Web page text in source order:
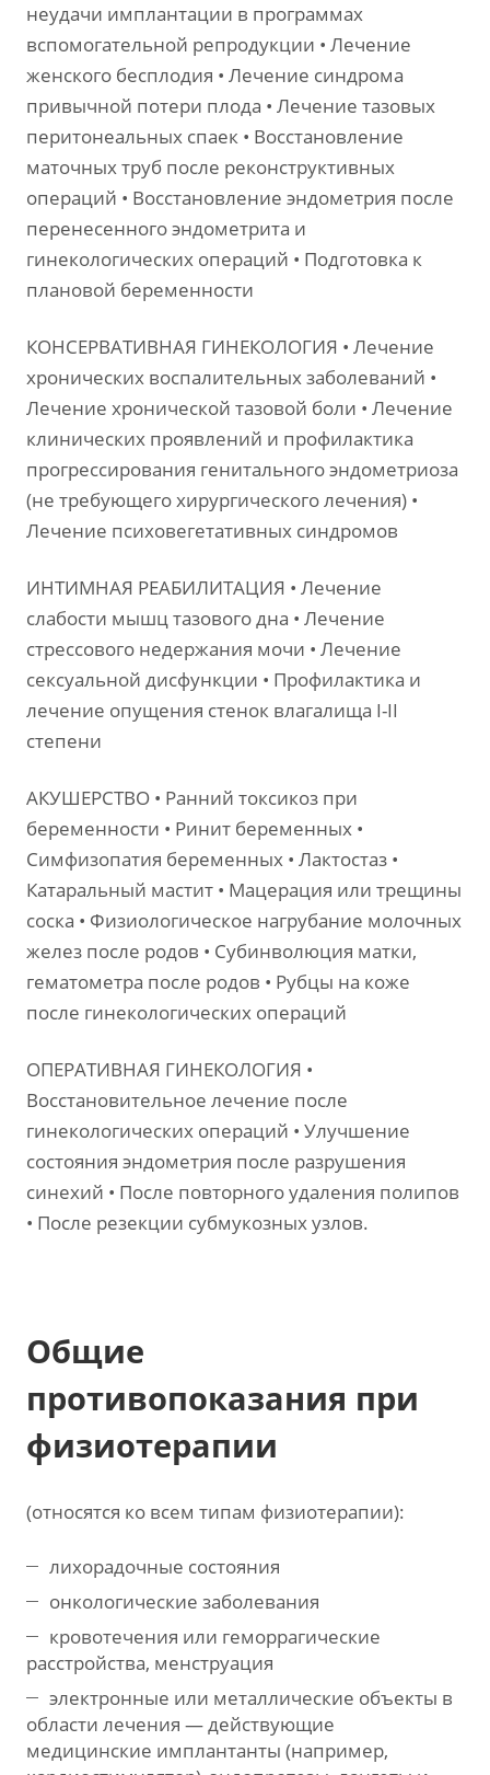
неудачи имплантации в программах
вспомогательной репродукции • Лечение
женского бесплодия • Лечение синдрома
привычной потери плода • Лечение тазовых
перитонеальных спаек • Восстановление
маточных труб после реконструктивных
операций • Восстановление эндометрия после
перенесенного эндометрита и
гинекологических операций • Подготовка к
плановой беременности
КОНСЕРВАТИВНАЯ ГИНЕКОЛОГИЯ • Лечение
хронических воспалительных заболеваний •
Лечение хронической тазовой боли • Лечение
клинических проявлений и профилактика
прогрессирования генитального эндометриоза
(не требующего хирургического лечения) •
Лечение психовегетативных синдромов
ИНТИМНАЯ РЕАБИЛИТАЦИЯ • Лечение
слабости мышц тазового дна • Лечение
стрессового недержания мочи • Лечение
сексуальной дисфункции • Профилактика и
лечение опущения стенок влагалища I-II
степени
АКУШЕРСТВО • Ранний токсикоз при
беременности • Ринит беременных •
Симфизопатия беременных • Лактостаз •
Катаральный мастит • Мацерация или трещины
соска • Физиологическое нагрубание молочных
желез после родов • Субинволюция матки,
гематометра после родов • Рубцы на коже
после гинекологических операций
ОПЕРАТИВНАЯ ГИНЕКОЛОГИЯ •
Восстановительное лечение после
гинекологических операций • Улучшение
состояния эндометрия после разрушения
синехий • После повторного удаления полипов
• После резекции субмукозных узлов.
Общие
противопоказания при
физиотерапии
(относятся ко всем типам физиотерапии):
лихорадочные состояния
онкологические заболевания
кровотечения или геморрагические
расстройства, менструация
электронные или металлические объекты в
области лечения — действующие
медицинские имплантанты (например,